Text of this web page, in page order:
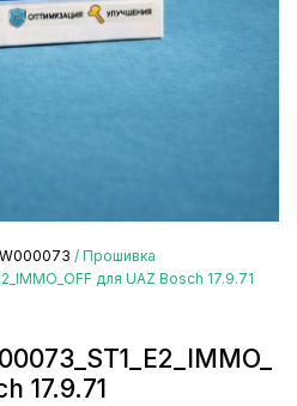
/ Прошивка
для UAZ Bosch 17.9.71
17.9.71